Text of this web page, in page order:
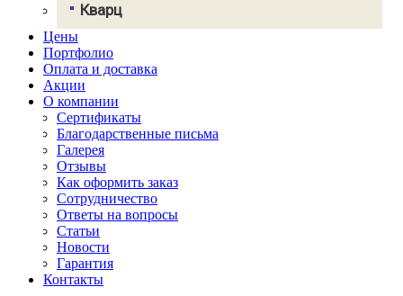
NeoMarm
Хай-макс
Старон
Ханекс
Акрилика
Кориан
Монтелли
Тристоун
Кварц
СмартКварц
Цезарьстоун
Викостон
Технистон
Камбрия
Плазастон
Цены
Портфолио
Оплата и доставка
Акции
О компании
Сертификаты
Благодарственные письма
Галерея
Отзывы
Как оформить заказ
Сотрудничество
Ответы на вопросы
Статьи
Новости
Гарантия
Контакты